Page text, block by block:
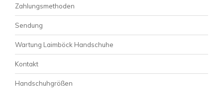
Zahlungsmethoden
Sendung
Wartung Laimböck Handschuhe
Kontakt
Handschuhgrößen